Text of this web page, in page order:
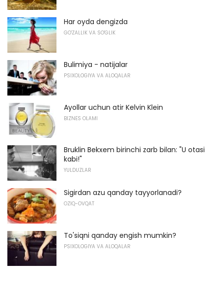
Har oyda dengizda
GO'ZALLIK VA SO'GLIK
Bulimiya - natijalar
PSIXOLOGIYA VA ALOQALAR
Ayollar uchun atir Kelvin Klein
BIZNES OLAMI
Bruklin Bekxem birinchi zarb bilan: "U otasi
kabi!"
YULDUZLAR
Sigirdan azu qanday tayyorlanadi?
OZIQ-OVQAT
To'siqni qanday engish mumkin?
PSIXOLOGIYA VA ALOQALAR